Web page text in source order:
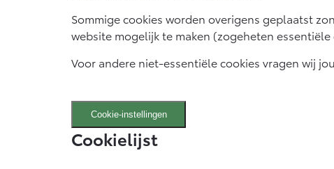
Sommige cookies worden overigens geplaatst
website mogelijk te maken (zogeheten essentiële
Voor andere niet-essentiële cookies vragen wij
Cookie-instellingen
Cookielijst